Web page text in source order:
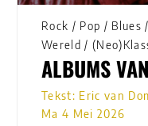
Rock / Pop / Blues /
Wereld /
ALBUMS
Tekst: Eric van
Ma 4 Mei 2026